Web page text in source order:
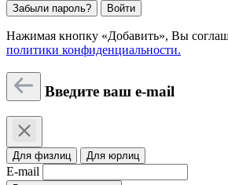
Забыли пароль? Войти
Нажимая кнопку «Добавить», Вы
политики конфиденциальности.
Введите ваш e-mail
Для физлиц Для юрлиц
E-mail